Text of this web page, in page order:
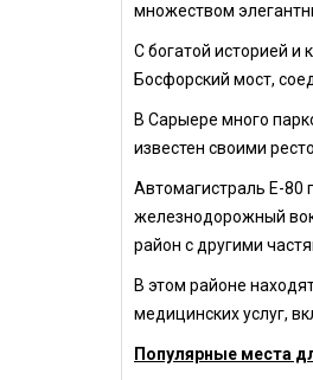
множеством
С богатой историей и
Босфорский мост,
В Сарыере много
известен своими
Автомагистраль E-80
железнодорожный
район с другими
В этом районе
медицинских услуг,
Популярные места